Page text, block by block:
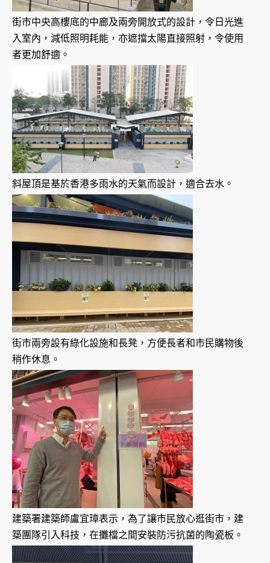
街市中央高樓底的中廊及兩旁開放式的設計，令日光進
入室內，減低照明耗能，亦遮擋太陽直接照射，令使用
者更加舒適。
斜屋頂是基於香港多雨水的天氣而設計，適合去水。
街市兩旁設有綠化設施和長凳，方便長者和市民購物後
稍作休息。
建築署建築師盧宜璋表示，為了讓市民放心逛街市，建
築團隊引入科技，在攤檔之間安裝防污抗菌的陶瓷板。